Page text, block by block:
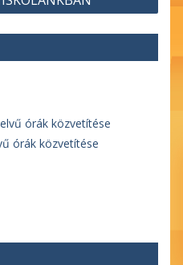
órák közvetítése
órák közvetítése